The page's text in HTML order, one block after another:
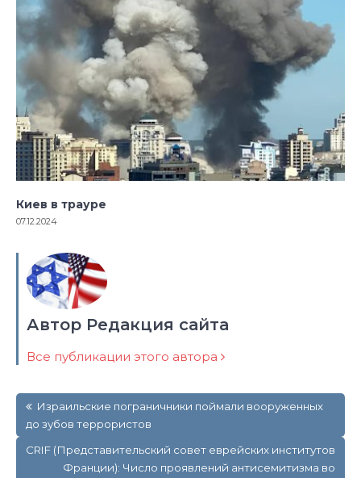
Киев в трауре
07.12.2024
Автор Редакция сайта
Все публикации этого автора
по
записям
Израильские пограничники поймали вооруженных
до зубов террористов
CRIF (Представительский совет еврейских институтов
Франции): Число проявлений антисемитизма во